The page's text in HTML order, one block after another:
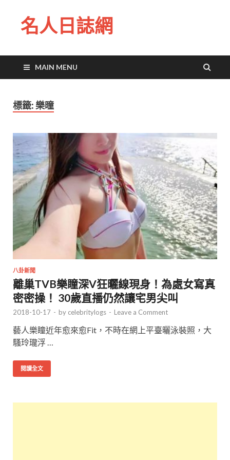
名人日誌網
MAIN MENU
標籤: 樂曈
八卦新聞
離巢TVB樂瞳深V狂曬線現身！為處女寫真
密密操！ 30歲直播仍然讓宅男尖叫
2018-10-17 - by celebritylogs - Leave a Comment
藝人樂瞳近年愈來愈Fit，不時在網上平臺曬泳裝照，大
騷玲瓏浮 …
閱讀全文